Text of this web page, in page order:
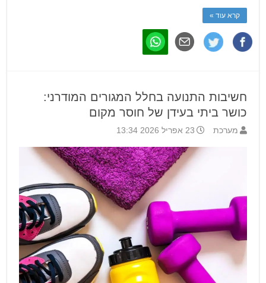
קרא עוד »
חשיבות התנועה בחלל המגורים המודרני:
כושר ביתי בעידן של חוסר מקום
מערכת 23 אפריל 2026 13:34